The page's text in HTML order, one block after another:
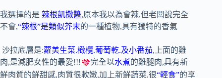
我選擇的是 辣根凱撒醬,原本我以為會辣,但老闆說完全
不會,“辣根”是類似芥末的一種植物,具有獨特的香氣
沙拉底層是:蘿美生菜.橄欖.葡萄乾.及小番茄,上面的雞
肉,是減肥女性的最愛!!!
完全以水煮的雞腿肉,具有新
鮮肉質的鮮甜感,肉質很軟嫩,加上新鮮蔬菜,很“輕食”的享